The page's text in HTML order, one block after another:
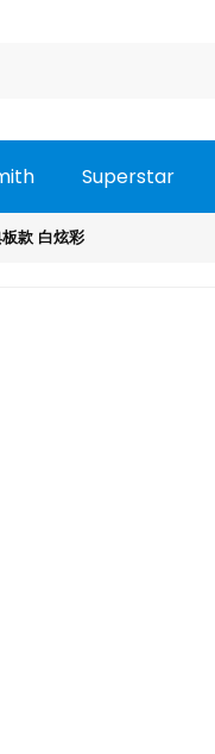
Superstar
款 白炫彩